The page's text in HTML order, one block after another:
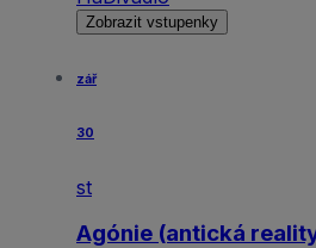
Zobrazit vstupenky
zář
30
st
Agónie (antická